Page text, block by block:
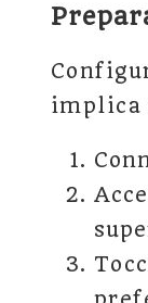
implica